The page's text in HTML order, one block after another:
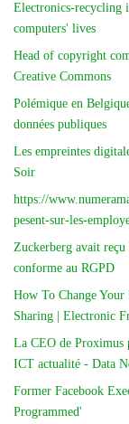
Electronics-recycling
computers' lives
Head of copyright
Creative Commons
Polémique en
données publiques
Les empreintes
Soir
https://
pesent-sur-les-
Zuckerberg avait reçu
conforme au RGPD
How To Change
Sharing | Electronic
La CEO de Proximus
ICT actualité - Data
Former Facebook
Programmed'